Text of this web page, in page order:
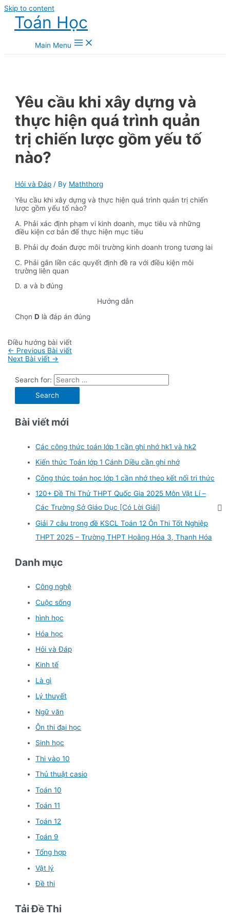
Skip to content
Toán Học
Main Menu
Yêu cầu khi xây dựng và
thực hiện quá trình quản
trị chiến lược gồm yếu tố
nào?
Hỏi và Đáp / By Maththorg
Yêu cầu khi xây dựng và thực hiện quá trình quản trị chiến
lược gồm yếu tố nào?
A. Phải xác định phạm vi kinh doanh, mục tiêu và những
điều kiện cơ bản để thực hiện mục tiêu
B. Phải dự đoán được môi trường kinh doanh trong tương lai
C. Phải gắn liền các quyết định đề ra với điều kiện môi
trường liên quan
D. a và b đúng
Hướng dẫn
ChọnD là đáp án đúng
Điều hướng bài viết
← Previous Bài viết
Next Bài viết →
Search for:
Bài viết mới
Các công thức toán lớp 1 cần ghi nhớ hk1 và hk2
Kiến thức Toán lớp 1 Cánh Diều cần ghi nhớ
Công thức toán học lớp 1 cần nhớ theo kết nối tri thức
120+ Đề Thi Thử THPT Quốc Gia 2025 Môn Vật Lí –
Các Trường Sở Giáo Dục [Có Lời Giải]
Giải 7 câu trong đề KSCL Toán 12 Ôn Thi Tốt Nghiệp
THPT 2025 – Trường THPT Hoằng Hóa 3, Thanh Hóa
Danh mục
Công nghệ
Cuộc sống
hình học
Hóa học
Hỏi và Đáp
Kinh tế
Là gì
Lý thuyết
Ngữ văn
Ôn thi đại học
Sinh học
Thi vào 10
Thủ thuật casio
Toán 10
Toán 11
Toán 12
Toán 9
Tổng hợp
Vật lý
Đề thi
Tải Đề Thi